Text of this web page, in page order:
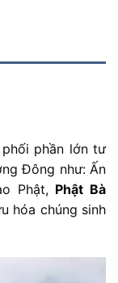
phần lớn tư
Đông như: Ấn
Phật, Phật Bà
hóa chúng sinh